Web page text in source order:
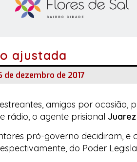
ajustada
de dezembro de 2017
amigos por ocasião,
rádio, o agente prisional
pró-governo decidiram, e
do Poder